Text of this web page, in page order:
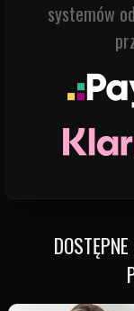
systemów